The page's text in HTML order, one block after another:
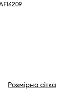
Розмірна сітка